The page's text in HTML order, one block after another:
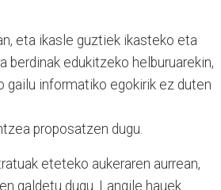
eta ikasle guztiek ikasteko eta
berdinak edukitzeko helburuarekin,
informatiko egokirik ez duten
proposatzen dugu.
eteteko aukeraren aurrean,
galdetu dugu. Langile hauek